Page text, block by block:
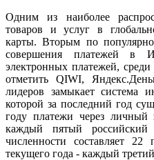
Одним из наиболее
товаров и услуг в
карты. Вторым по
совершения платежей в
электронных платежей,
отметить QIWI,
лидеров замыкает система
которой за последний год
году платежи через личный
каждый пятый
численности составляет
текущего года - каждый